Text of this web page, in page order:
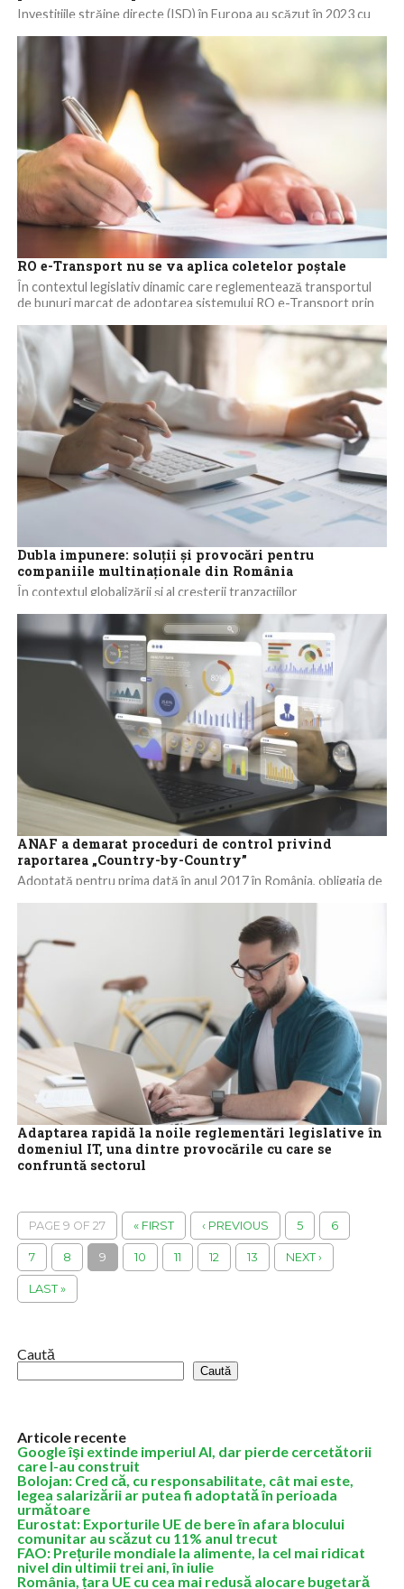
Investițiile străine directe (ISD) în Europa au scăzut în 2023 cu
RO e-Transport nu se va aplica coletelor poștale
În contextul legislativ dinamic care reglementează transportul
de bunuri marcat de adoptarea sistemului RO e-Transport prin
Dubla impunere: soluții și provocări pentru
companiile multinaționale din România
În contextul globalizării și al creșterii tranzacțiilor
pentru grupurile de companii multinaționale care operează...
ANAF a demarat proceduri de control privind
raportarea „Country-by-Country”
Adoptată pentru prima dată în anul 2017 în România, obligația de
Adaptarea rapidă la noile reglementări legislative în
domeniul IT, una dintre provocările cu care se
confruntă sectorul
salariaţilor pe tot parcursul...
PAGE 9 OF 27 « FIRST ‹ PREVIOUS 5 6
7 8 9 10 11 12 13 NEXT ›
LAST »
Caută
Caută
Articole recente
Google îşi extinde imperiul AI, dar pierde cercetătorii
care l-au construit
Bolojan: Cred că, cu responsabilitate, cât mai este,
legea salarizării ar putea fi adoptată în perioada
următoare
Eurostat: Exporturile UE de bere în afara blocului
comunitar au scăzut cu 11% anul trecut
FAO: Prețurile mondiale la alimente, la cel mai ridicat
nivel din ultimii trei ani, în iulie
România, țara UE cu cea mai redusă alocare bugetară